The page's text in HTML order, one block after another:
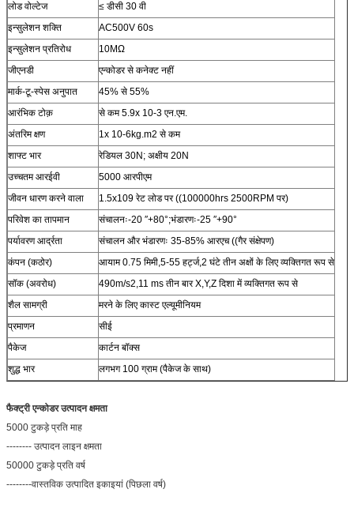
लोड वोल्टेज
≤ डीसी 30 वी
इन्सुलेशन शक्ति
AC500V 60s
इन्सुलेशन प्रतिरोध
10MΩ
जीएनडी
एन्कोडर से कनेक्ट नहीं
मार्क-टू-स्पेस अनुपात
45% से 55%
आरंभिक टोक़
से कम 5.9x 10-3 एन.एम.
अंतरिम क्षण
1x 10-6kg.m2 से कम
शाफ्ट भार
रेडियल 30N; अक्षीय 20N
उच्चतम आरईवी
5000 आरपीएम
जीवन धारण करने वाला
1.5x109 रेट लोड पर ((100000hrs 2500RPM पर)
परिवेश का तापमान
संचालनः-20 ′′+80°;भंडारणः-25 ′′+90°
पर्यावरण आर्द्रता
संचालन और भंडारणः 35-85% आरएच ((गैर संक्षेपण)
कंपन (कठोर)
आयाम 0.75 मिमी,5-55 हर्ट्ज,2 घंटे तीन अक्षों के लिए व्यक्तिगत रूप से
सॉक (अवरोध)
490m/s2,11 ms तीन बार X,Y,Z दिशा में व्यक्तिगत रूप से
शैल सामग्री
मरने के लिए कास्ट एल्यूमीनियम
प्रमाणन
सीई
पैकेज
कार्टन बॉक्स
शुद्ध भार
लगभग 100 ग्राम (पैकेज के साथ)
फैक्ट्री एन्कोडर उत्पादन क्षमता
5000 टुकड़े प्रति माह
-------- उत्पादन लाइन क्षमता
50000 टुकड़े प्रति वर्ष
--------वास्तविक उत्पादित इकाइयां (पिछला वर्ष)